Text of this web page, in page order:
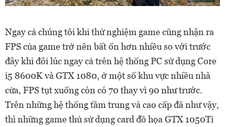
Ngay cả chúng tôi khi thử nghiệm game cũng nhận ra
FPS của game trở nên bất ổn hơn nhiều so với trước
đây khi đôi lúc ngay cả trên hệ thống PC sử dụng Core
i5 8600K và GTX 1080, ở một số khu vực nhiều nhà
cửa, FPS tụt xuống còn có 70 thay vì 90 như trước.
Trên những hệ thống tầm trung và cao cấp đã như vậy,
thì những game thủ sử dụng card đồ họa GTX 1050Ti